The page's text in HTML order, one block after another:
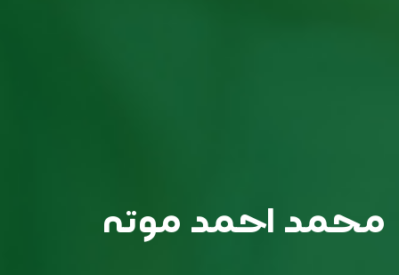
محمد احمد موته